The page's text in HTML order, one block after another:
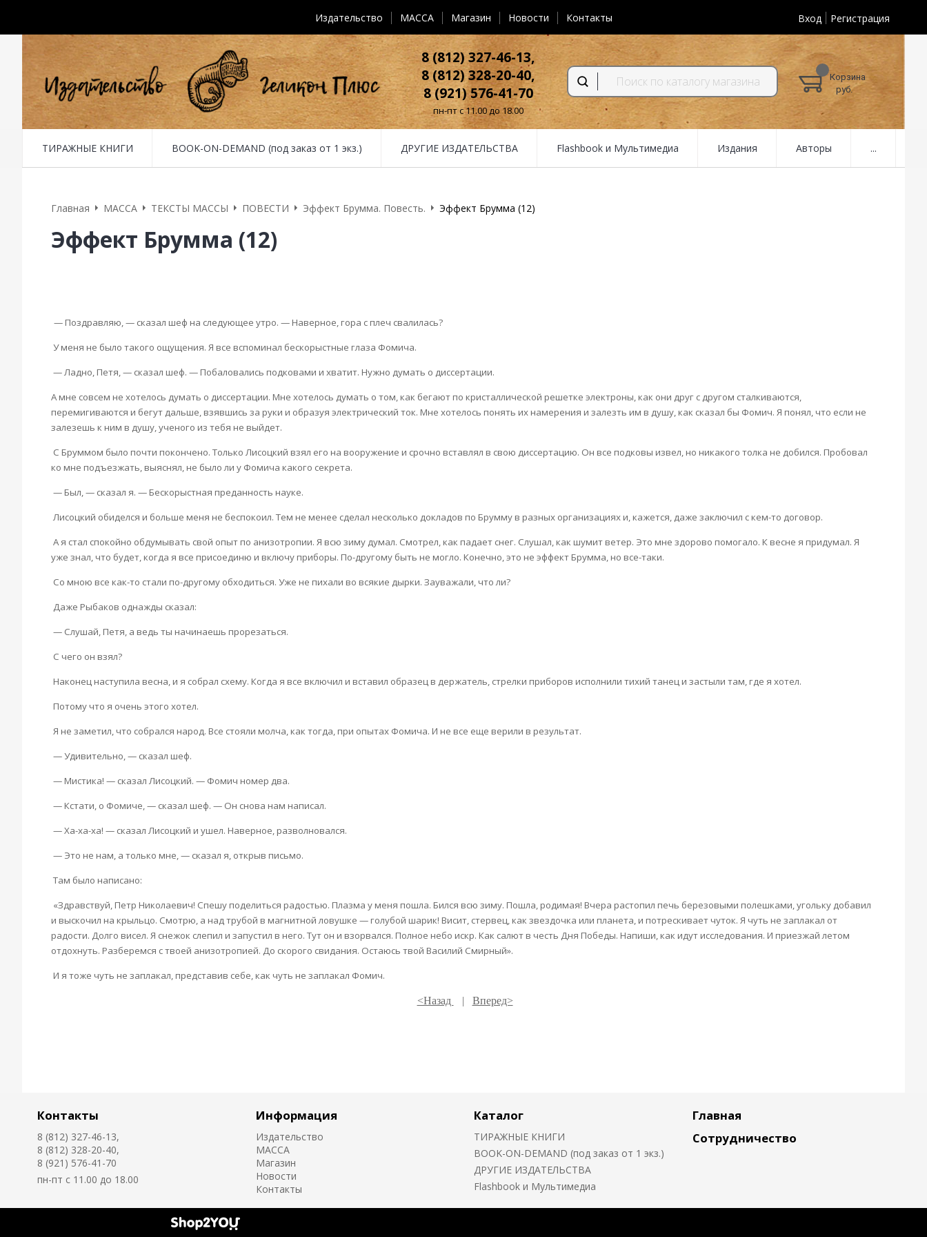
Издательство MACCA Магазин Новости Контакты Вход Регистрация
8 (812) 327-46-13,
8 (812) 328-20-40,
8 (921) 576-41-70
пн-пт с 11.00 до 18.00
Корзина
руб.
ТИРАЖНЫЕ КНИГИ BOOK-ON-DEMAND (под заказ от 1 экз.) ДРУГИЕ ИЗДАТЕЛЬСТВА Flashbook и Мультимедиа Издания Авторы ...
Главная MACCA ТЕКСТЫ МАССЫ ПОВЕСТИ Эффект Брумма. Повесть. Эффект Брумма (12)
Эффект Брумма (12)
— Поздравляю, — сказал шеф на следующее утро. — Наверное, гора с плеч свалилась?
У меня не было такого ощущения. Я все вспоминал бескорыстные глаза Фомича.
— Ладно, Петя, — сказал шеф. — Побаловались подковами и хватит. Нужно думать о диссертации.
А мне совсем не хотелось думать о диссертации. Мне хотелось думать о том, как бегают по кристаллической решетке электроны, как они друг с другом сталкиваются,
перемигиваются и бегут дальше, взявшись за руки и образуя электрический ток. Мне хотелось понять их намерения и залезть им в душу, как сказал бы Фомич. Я понял, что если не
залезешь к ним в душу, ученого из тебя не выйдет.
С Бруммом было почти покончено. Только Лисоцкий взял его на вооружение и срочно вставлял в свою диссертацию. Он все подковы извел, но никакого толка не добился. Пробовал
ко мне подъезжать, выяснял, не было ли у Фомича какого секрета.
— Был, — сказал я. — Бескорыстная преданность науке.
Лисоцкий обиделся и больше меня не беспокоил. Тем не менее сделал несколько докладов по Брумму в разных организациях и, кажется, даже заключил с кем-то договор.
А я стал спокойно обдумывать свой опыт по анизотропии. Я всю зиму думал. Смотрел, как падает снег. Слушал, как шумит ветер. Это мне здорово помогало. К весне я придумал. Я
уже знал, что будет, когда я все присоединю и включу приборы. По-другому быть не могло. Конечно, это не эффект Брумма, но все-таки.
Со мною все как-то стали по-другому обходиться. Уже не пихали во всякие дырки. Зауважали, что ли?
Даже Рыбаков однажды сказал:
— Слушай, Петя, а ведь ты начинаешь прорезаться.
С чего он взял?
Наконец наступила весна, и я собрал схему. Когда я все включил и вставил образец в держатель, стрелки приборов исполнили тихий танец и застыли там, где я хотел.
Потому что я очень этого хотел.
Я не заметил, что собрался народ. Все стояли молча, как тогда, при опытах Фомича. И не все еще верили в результат.
— Удивительно, — сказал шеф.
— Мистика! — сказал Лисоцкий. — Фомич номер два.
— Кстати, о Фомиче, — сказал шеф. — Он снова нам написал.
— Ха-ха-ха! — сказал Лисоцкий и ушел. Наверное, разволновался.
— Это не нам, а только мне, — сказал я, открыв письмо.
Там было написано:
«Здравствуй, Петр Николаевич! Спешу поделиться радостью. Плазма у меня пошла. Бился всю зиму. Пошла, родимая! Вчера растопил печь березовыми полешками, угольку добавил
и выскочил на крыльцо. Смотрю, а над трубой в магнитной ловушке — голубой шарик! Висит, стервец, как звездочка или планета, и потрескивает чуток. Я чуть не заплакал от
радости. Долго висел. Я снежок слепил и запустил в него. Тут он и взорвался. Полное небо искр. Как салют в честь Дня Победы. Напиши, как идут исследования. И приезжай летом
отдохнуть. Разберемся с твоей анизотропией. До скорого свидания. Остаюсь твой Василий Смирный».
И я тоже чуть не заплакал, представив себе, как чуть не заплакал Фомич.
<Назад | Вперед>
Контакты
8 (812) 327-46-13,
8 (812) 328-20-40,
8 (921) 576-41-70
пн-пт с 11.00 до 18.00
Информация
Издательство
MACCA
Магазин
Новости
Контакты
Каталог
ТИРАЖНЫЕ КНИГИ
BOOK-ON-DEMAND (под заказ от 1 экз.)
ДРУГИЕ ИЗДАТЕЛЬСТВА
Flashbook и Мультимедиа
Главная
Сотрудничество